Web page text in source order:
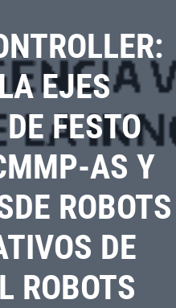
EJES
FESTO
AS Y
ROBOTS
DE
ROBOTS